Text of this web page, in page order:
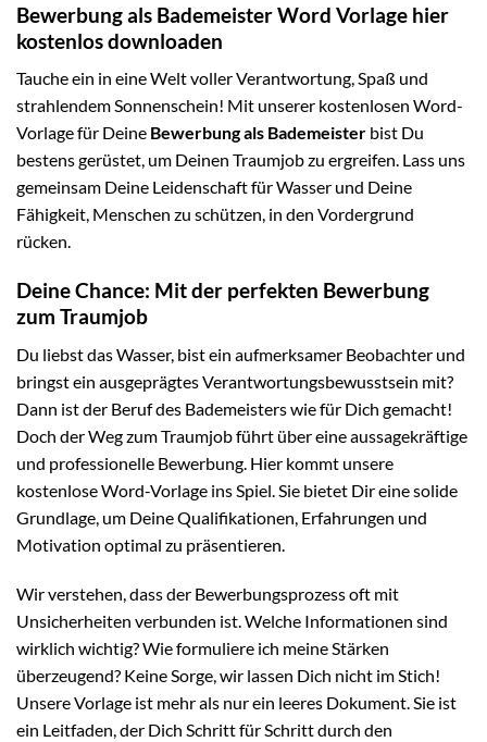
Bewerbung als Bademeister Word Vorlage hier
kostenlos downloaden
Tauche ein in eine Welt voller Verantwortung, Spaß und
strahlendem Sonnenschein! Mit unserer kostenlosen Word-
Vorlage für Deine Bewerbung als Bademeister bist Du
bestens gerüstet, um Deinen Traumjob zu ergreifen. Lass uns
gemeinsam Deine Leidenschaft für Wasser und Deine
Fähigkeit, Menschen zu schützen, in den Vordergrund
rücken.
Deine Chance: Mit der perfekten Bewerbung
zum Traumjob
Du liebst das Wasser, bist ein aufmerksamer Beobachter und
bringst ein ausgeprägtes Verantwortungsbewusstsein mit?
Dann ist der Beruf des Bademeisters wie für Dich gemacht!
Doch der Weg zum Traumjob führt über eine aussagekräftige
und professionelle Bewerbung. Hier kommt unsere
kostenlose Word-Vorlage ins Spiel. Sie bietet Dir eine solide
Grundlage, um Deine Qualifikationen, Erfahrungen und
Motivation optimal zu präsentieren.
Wir verstehen, dass der Bewerbungsprozess oft mit
Unsicherheiten verbunden ist. Welche Informationen sind
wirklich wichtig? Wie formuliere ich meine Stärken
überzeugend? Keine Sorge, wir lassen Dich nicht im Stich!
Unsere Vorlage ist mehr als nur ein leeres Dokument. Sie ist
ein Leitfaden, der Dich Schritt für Schritt durch den